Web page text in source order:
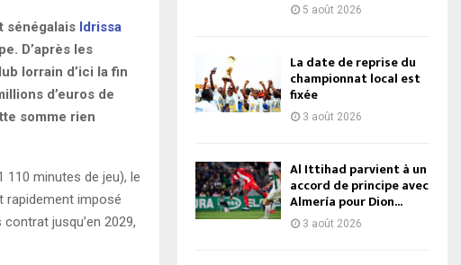
sénégalais Idrissa
D’après les
lorrain d’ici la fin
d’euros de
somme rien
110 minutes de jeu), le
rapidement imposé
jusqu’en 2029,
5 août 2026
La date de reprise du
championnat local est
fixée
3 août 2026
Al Ittihad parvient à un
accord de principe avec
Almería pour Dion...
3 août 2026